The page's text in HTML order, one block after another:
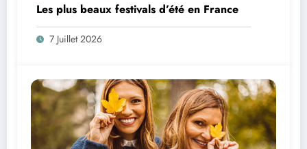
Les plus beaux festivals d’été en France
7 Juillet 2026